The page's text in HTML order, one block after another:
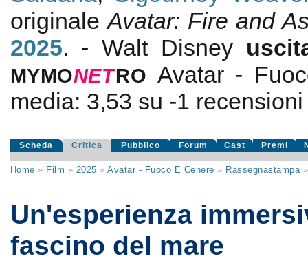
originaleAvatar: Fire and
2025. - Walt Disney
MYMONETRO Avatar -
media: 3,53 su -1
Scheda Critica Pubblico Forum Cast Premi
Home » Film » 2025 »Avatar - Fuoco E Cenere » Rassegnastampa
Un'esperienza
fascino del mare